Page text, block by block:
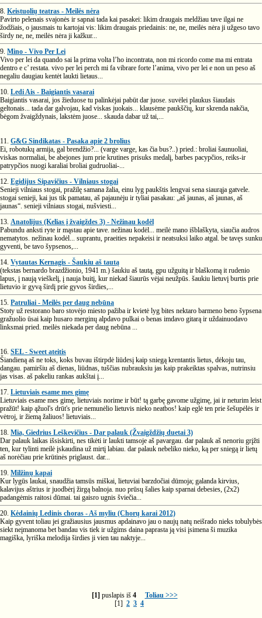
8. Keistuolių teatras - Meilės nėra
Pavirto pelenais svajonės ir sapnai tada kai pasakei: likim draugais meldžiau tave ilgai ne
žodžiais, o jausmais tu kartojai vis: likim draugais priedainis: ne, ne, meilės nėra ji užgeso tavo
širdy ne, ne, meilės nėra ji kažkur...
9. Mino - Vivo Per Lei
Vivo per lei da quando sai la prima volta l’ho incontrata, non mi ricordo come ma mi entrata
dentro e c’ restata. vivo per lei perch mi fa vibrare forte l’anima, vivo per lei e non un peso aš
negaliu daugiau kentėt laukti lietaus...
10. Ledi Ais - Baigiantis vasarai
Baigiantis vasarai, jos žieduose tu palinkėjai pabūt dar juose. suvėlei plaukus šiaudais
geltonais... tada dar galvojau, kad viskas juokais... klausėme paukščių, kur skrenda nakčia,
bėgom žvaigždynais, lakstėm juose... skauda dabar už tai,...
11. G&G Sindikatas - Pasaka apie 2 brolius
Ei, robotukų armija, gal brendžio?... (varge varge, kas čia bus?..) pried.: broliai šaunuoliai,
viskas normaliai, be abejones jum prie krutines prisuks medalį, barbes pacypčios, reiks-ir
patrypčios nuogi karaliai broliai gudruoliai-...
12. Egidijus Sipavičius - Vilniaus stogai
Senieji vilniaus stogai, pražilę samana žalia, einu lyg paukštis lengvai sena siaurąja gatvele.
stogai senieji, kai jus tik pamatau, aš pajaunėju ir tyliai pasakau: „aš jaunas, aš jaunas, aš
jaunas“. senieji vilniaus stogai, nušviesti...
13. Anatolijus (Kelias į žvaigždes 3) - Nežinau kodėl
Pabundu anksti ryte ir mąstau apie tave. nežinau kodėl... meilė mano išblaškyta, siaučia audros
nematytos. nežinau kodėl... suprantu, praeities nepakeisi ir neatsuksi laiko atgal. be tavęs sunku
gyventi, be tavo šypsenos,...
14. Vytautas Kernagis - Šaukiu aš tautą
(tekstas bernardo brazdžionio, 1941 m.) šaukiu aš tautą, gpu užguitą ir blaškomą it rudenio
lapus, į naują vieškelį, į nauja buitį, kur niekad šiaurūs vėjai neužpūs. šaukiu lietuvį burtis prie
lietuvio ir gyvą širdį prie gyvos širdies,...
15. Patruliai - Meilės per daug nebūna
Stoty už restorano baro stovėjo miesto pažiba ir kvietė lyg bites nektaro barmeno beno šypsena
gražuolio ūsai kaip husaro merginų alpdavo pulkai o benas imdavo gitarą ir uždainuodavo
linksmai pried. meilės niekada per daug nebūna ...
16. SEL - Sweet ateitis
Šiandieną aš ne toks, koks buvau ištirpdė liūdesį kaip sniegą krentantis lietus, dėkoju tau,
dangau. pamiršiu aš dienas, liūdnas, tuščias nubrauksiu jas kaip prakeiktas spalvas, nutrinsiu
jas visas. aš pakeliu rankas aukštai į...
17. Lietuviais esame mes gimę
Lietuviais esame mes gimę, lietuviais norime ir būt! tą garbę gavome užgimę, jai ir neturim leist
pražūt! kaip ąžuol's drūt's prie nemunėlio lietuvis nieko neatbos! kaip eglė ten prie šešupėlės ir
vėtroj, ir žiemą žaliuos! lietuviais...
18. Mia, Giedrius Leškevičius - Dar palauk (Žvaigždžių duetai 3)
Dar palauk laikas išsiskirti, nes tikėti ir laukti tamsoje aš pavargau. dar palauk aš nenoriu grįžti
ten, kur tylinti meilė įskaudina už mirtį labiau. dar palauk nebeliko nieko, ką per sniegą ir lietų
aš norėčiau prie krūtinės priglaust. dar...
19. Milžinų kapai
Kur lygūs laukai, snaudžia tamsūs miškai, lietuviai barzdočiai dūmoja; galanda kirvius,
kalavijus aštrius ir juodbėrį žirgą balnoja. nuo prūsų šalies kaip sparnai debesies, (2x2)
padangėmis raitosi dūmai. tai gaisro ugnis šviečia...
20. Kėdainių Ledinis choras - Aš myliu (Chorų karai 2012)
Kaip gyvent toliau jei gražiausius jausmus apdainavo jau o naujų natų neišrado nieks tobulybės
siekt neįmanoma bet bandau vis tiek ir užgims daina paprasta ją visi įsimena ši muzika
magiška, lyriška melodija širdies ji vien tau naktyje...
[1] puslapis iš 4
Toliau >>>
[1] 2 3 4